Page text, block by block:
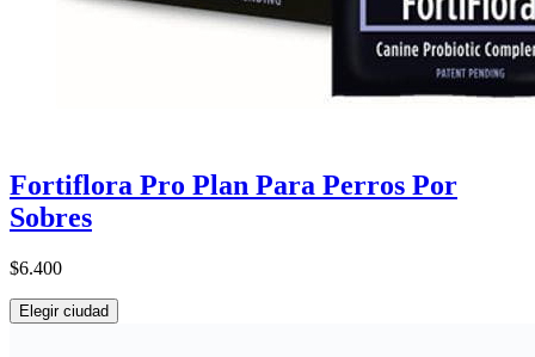
Fortiflora Pro Plan Para Perros Por
Sobres
$6.400
Elegir ciudad